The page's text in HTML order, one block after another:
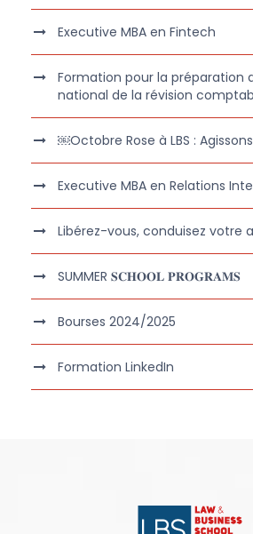
Executive MBA en Fintech
Formation pour la préparation
national de la révision
￼Octobre Rose à LBS :
Executive MBA en Relations
Libérez-vous, conduisez votre
SUMMER 𝐒𝐂𝐇𝐎𝐎𝐋 𝐏𝐑𝐎𝐆𝐑𝐀𝐌𝐒
Bourses 2024/2025
Formation LinkedIn